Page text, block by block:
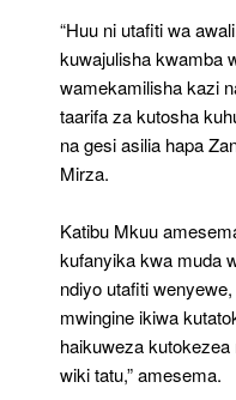
“Huu ni utafiti wa
kuwajulisha kwamba
wamekamilisha kazi
taarifa za kutosha
na gesi asilia hapa
Mirza.
Katibu Mkuu
kufanyika kwa muda
ndiyo utafiti
mwingine ikiwa
haikuweza
wiki tatu,” amesema.